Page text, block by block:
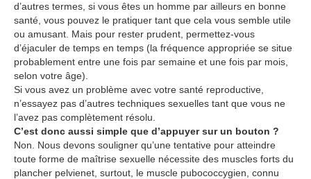
d’autres termes, si vous êtes un homme par ailleurs en bonne
santé, vous pouvez le pratiquer tant que cela vous semble utile
ou amusant. Mais pour rester prudent, permettez-vous
d’éjaculer de temps en temps (la fréquence appropriée se situe
probablement entre une fois par semaine et une fois par mois,
selon votre âge).
Si vous avez un problème avec votre santé reproductive,
n’essayez pas d’autres techniques sexuelles tant que vous ne
l’avez pas complètement résolu.
C’est donc aussi simple que d’appuyer sur un bouton ?
Non. Nous devons souligner qu’une tentative pour atteindre
toute forme de maîtrise sexuelle nécessite des muscles forts du
plancher pelvienet, surtout, le muscle pubococcygien, connu